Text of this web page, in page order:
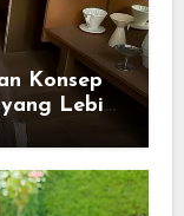
Konsep
Lebih